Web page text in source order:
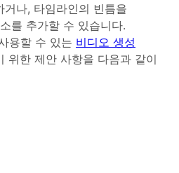
나, 타임라인의 빈틈을
를 추가할 수 있습니다.
용할 수 있는 비디오 생성
위한 제안 사항을 다음과 같이